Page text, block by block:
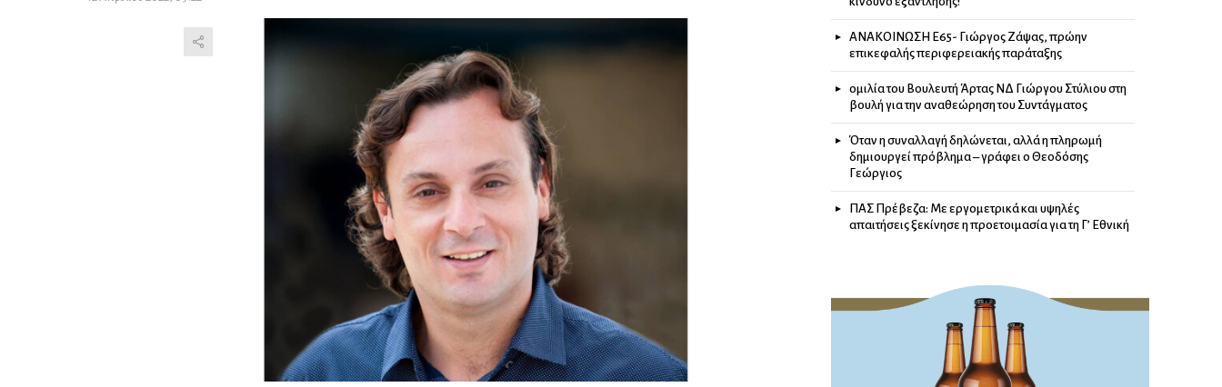
ΑΝΑΚΟΙΝΩΣΗ Ε65- Γιώργος Ζάψας, πρώην
επικεφαλής περιφερειακής παράταξης
ομιλία του Βουλευτή Άρτας ΝΔ Γιώργου Στύλιου στη
βουλή για την αναθεώρηση του Συντάγματος
Όταν η συναλλαγή δηλώνεται, αλλά η πληρωμή
δημιουργεί πρόβλημα – γράφει ο Θεοδόσης
Γεώργιος
ΠΑΣ Πρέβεζα: Με εργομετρικά και υψηλές
απαιτήσεις ξεκίνησε η προετοιμασία για τη Γ’ Εθνική